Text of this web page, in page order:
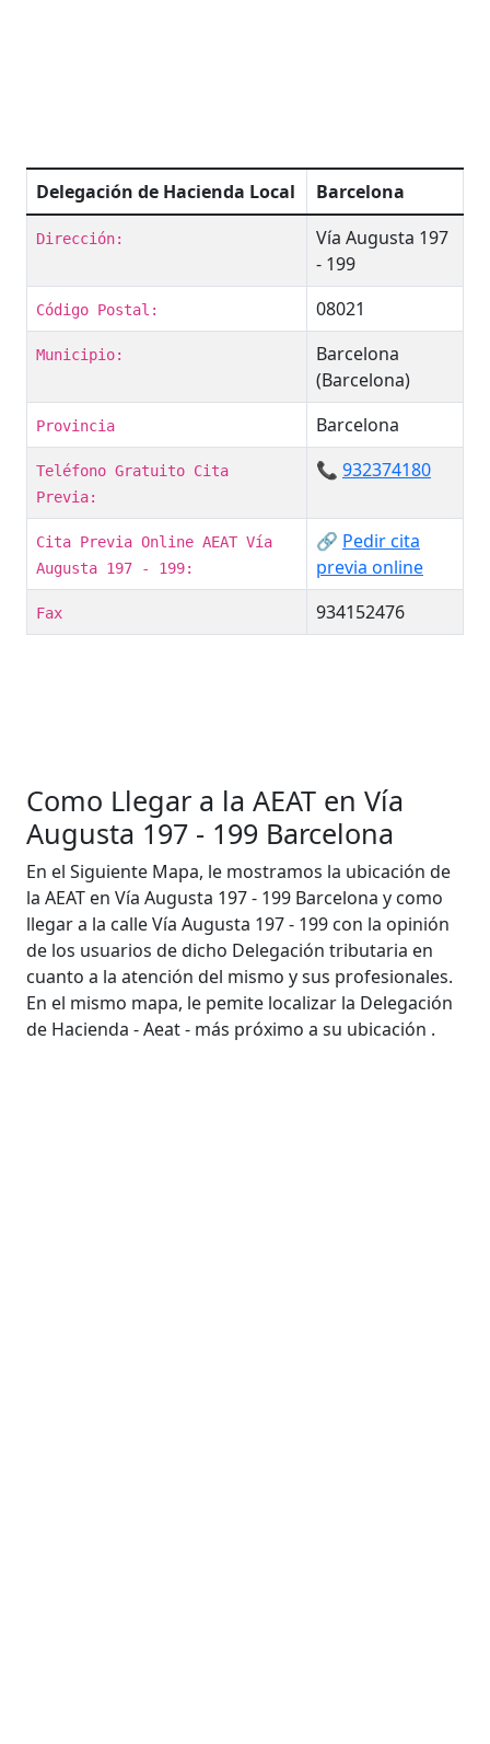
Delegación de Hacienda Local Barcelona
Dirección:
Vía Augusta 197
- 199
Código Postal: 08021
Municipio:
Barcelona
(Barcelona)
Provincia Barcelona
Teléfono Gratuito Cita
Previa:
📞 932374180
Cita Previa Online AEAT Vía
Augusta 197 - 199:
🔗 Pedir cita
previa online
Fax 934152476
Como Llegar a la AEAT en Vía
Augusta 197 - 199 Barcelona
En el Siguiente Mapa, le mostramos la ubicación de
la AEAT en Vía Augusta 197 - 199 Barcelona y como
llegar a la calle Vía Augusta 197 - 199 con la opinión
de los usuarios de dicho Delegación tributaria en
cuanto a la atención del mismo y sus profesionales.
En el mismo mapa, le pemite localizar la Delegación
de Hacienda - Aeat - más próximo a su ubicación .